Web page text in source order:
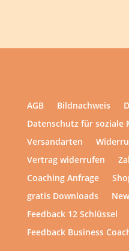
AGB Bildnachweis
Datenschutz für soziale
Versandarten
Vertrag widerrufen
Coaching Anfrage
gratis Downloads
Feedback 12 Schlüssel
Feedback Business